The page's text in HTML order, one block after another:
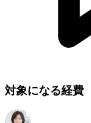
対象になる経費